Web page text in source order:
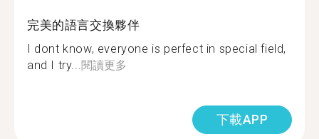
完美的語言交換夥伴
I dont know, everyone is perfect in special field,
and I try...閱讀更多
下載APP